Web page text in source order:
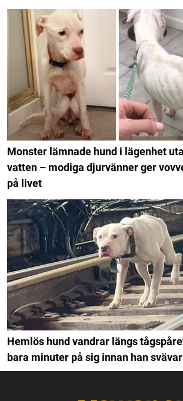
Monster lämnade hund i lägenhet
vatten – modiga djurvänner ger
på livet
Hemlös hund vandrar längs
bara minuter på sig innan han